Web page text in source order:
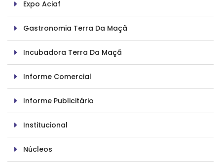
Expo Aciaf
Gastronomia Terra Da Maçã
Incubadora Terra Da Maçã
Informe Comercial
Informe Publicitário
Institucional
Núcleos